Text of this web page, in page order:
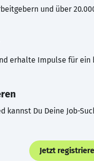
und über
erhalte Impulse für ein
kannst Du Deine Job-
Jetzt